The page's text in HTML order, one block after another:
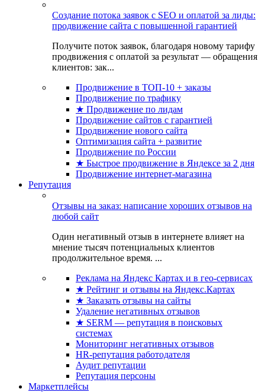
Создание потока заявок с SEO и оплатой за лиды:
продвижение сайта с повышенной гарантией
Получите поток заявок, благодаря новому тарифу
продвижения с оплатой за результат — обращения
клиентов: зак...
Продвижение в ТОП-10 + заказы
Продвижение по трафику
★ Продвижение по лидам
Продвижение сайтов с гарантией
Продвижение нового сайта
Оптимизация сайта + развитие
Продвижение по России
★ Быстрое продвижение в Яндексе за 2 дня
Продвижение интернет-магазина
Репутация
Отзывы на заказ: написание хороших отзывов на
любой сайт
Один негативный отзыв в интернете влияет на
мнение тысяч потенциальных клиентов
продолжительное время. ...
Реклама на Яндекс Картах и в гео-сервисах
★ Рейтинг и отзывы на Яндекс.Картах
★ Заказать отзывы на сайты
Удаление негативных отзывов
★ SERM — репутация в поисковых
системах
Мониторинг негативных отзывов
HR-репутация работодателя
Аудит репутации
Репутация персоны
Маркетплейсы